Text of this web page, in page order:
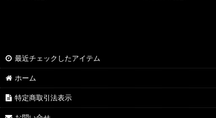
最近チェックしたアイテム
ホーム
特定商取引法表示